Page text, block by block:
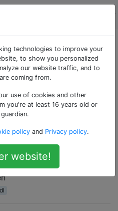
dl»
youtube-dl nur
Videos herunterlädt
youtube-dl Untertitel einer
konnte ich keine
nur Untertitel
technologies to improve your
to show you personalized
our website traffic, and to
coming from.
use of cookies and other
you're at least 16 years old or
policy and Privacy policy.
website!